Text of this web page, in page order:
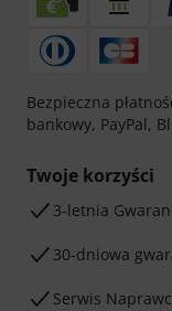
Bezpieczna
bankowy, PayPal,
Twoje korzyści
3-letnia
30-dniowa
Serwis